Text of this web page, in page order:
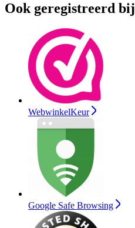
Ook geregistreerd bij
WebwinkelKeur
Google Safe Browsing